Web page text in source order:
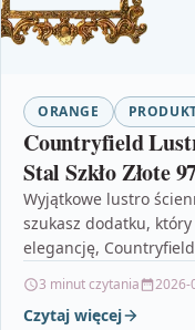
ORANGE
Countryfield
Stal Szkło Złote
Wyjątkowe lustro
szukasz dodatku,
elegancję,
3 minut czytania 2026-
Czytaj więcej